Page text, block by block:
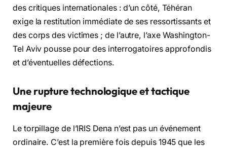
des critiques internationales : d’un côté, Téhéran
exige la restitution immédiate de ses ressortissants et
des corps des victimes ; de l’autre, l’axe Washington-
Tel Aviv pousse pour des interrogatoires approfondis
et d’éventuelles défections.
Une rupture technologique et tactique
majeure
Le torpillage de l’IRIS Dena n’est pas un événement
ordinaire. C’est la première fois depuis 1945 que les